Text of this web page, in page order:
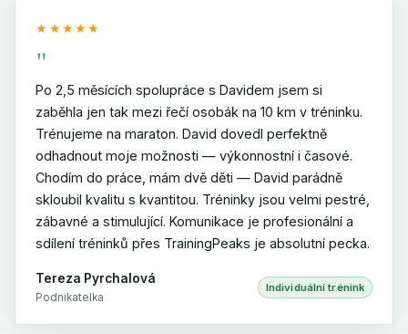
★★★★★
"
Po 2,5 měsících spolupráce s Davidem jsem si
zaběhla jen tak mezi řečí osobák na 10 km v tréninku.
Trénujeme na maraton. David dovedl perfektně
odhadnout moje možnosti — výkonnostní i časové.
Chodím do práce, mám dvě děti — David parádně
skloubil kvalitu s kvantitou. Tréninky jsou velmi pestré,
zábavné a stimulující. Komunikace je profesionální a
sdílení tréninků přes TrainingPeaks je absolutní pecka.
Tereza Pyrchalová
Podnikatelka
Individuální trénink